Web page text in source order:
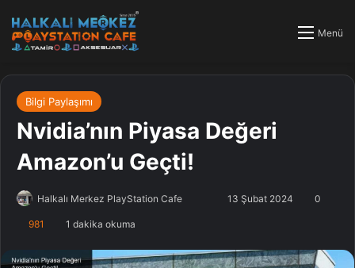
Menü
Bilgi Paylaşımı
Nvidia’nın Piyasa Değeri
Amazon’u Geçti!
Halkalı Merkez PlayStation Cafe
l e
13 Şubat 2024 0
981 1 dakika okuma